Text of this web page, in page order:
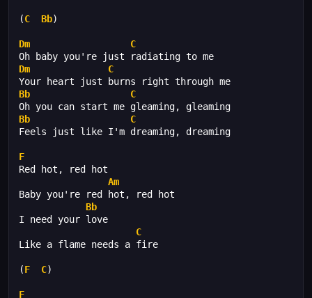
(C Bb)
Dm
C
Oh baby you're just radiating to me
Dm
C
Your heart just burns right through me
Bb
C
Oh you can start me gleaming, gleaming
Bb
C
Feels just like I'm dreaming, dreaming
F
Red hot, red hot
Am
Baby you're red hot, red hot
Bb
I need your love
C
Like a flame needs a fire
(F C)
F